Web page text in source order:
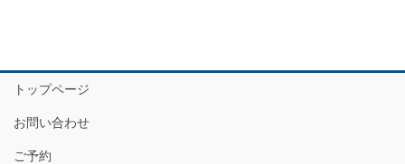
トップページ
お問い合わせ
ご予約